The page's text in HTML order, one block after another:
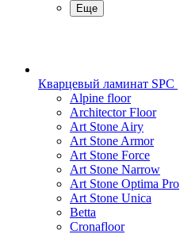
Еще
Кварцевый ламинат SPC
Alpine floor
Architector Floor
Art Stone Airy
Art Stone Armor
Art Stone Force
Art Stone Narrow
Art Stone Optima Pro
Art Stone Unica
Betta
Cronafloor